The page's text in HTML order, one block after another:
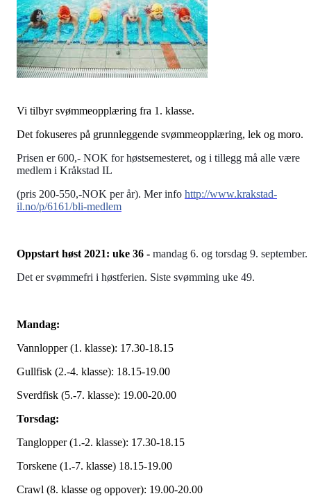
Vi tilbyr svømmeopplæring fra 1. klasse.
Det fokuseres på grunnleggende svømmeopplæring, lek og moro.
Prisen er 600,- NOK for høstsemesteret, og i tillegg må alle være
medlem i Kråkstad IL
(pris 200-550,-NOK per år). Mer info http://www.krakstad-
il.no/p/6161/bli-medlem
Oppstart høst 2021: uke 36 - mandag 6. og torsdag 9. september.
Det er svømmefri i høstferien. Siste svømming uke 49.
Mandag:
Vannlopper (1. klasse): 17.30-18.15
Gullfisk (2.-4. klasse): 18.15-19.00
Sverdfisk (5.-7. klasse): 19.00-20.00
Torsdag:
Tanglopper (1.-2. klasse): 17.30-18.15
Torskene (1.-7. klasse) 18.15-19.00
Crawl (8. klasse og oppover): 19.00-20.00